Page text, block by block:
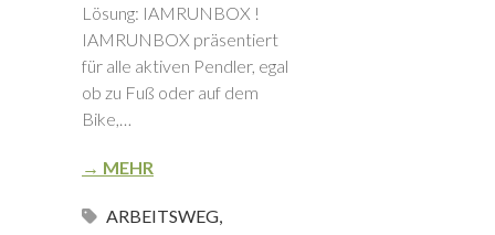
Lösung: IAMRUNBOX !
IAMRUNBOX präsentiert
für alle aktiven Pendler, egal
ob zu Fuß oder auf dem
Bike,…
→ MEHR
ARBEITSWEG,